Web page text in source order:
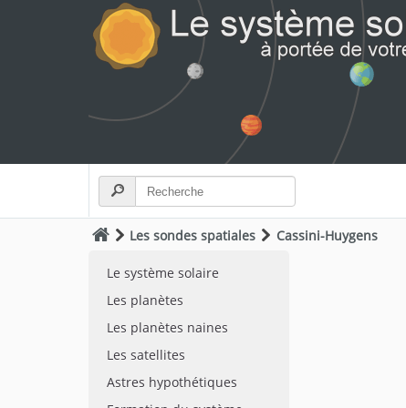
Les sondes spatiales Cassini-Huygens
Le système solaire
Les planètes
Les planètes naines
Les satellites
Astres hypothétiques